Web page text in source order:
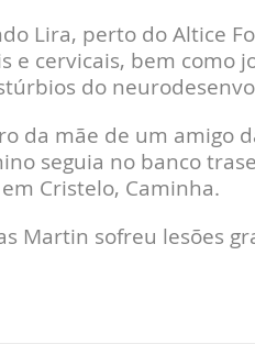
Lira, perto do Altice
e cervicais, bem como
do
da mãe de um amigo
seguia no banco
Cristelo, Caminha.
Martin sofreu lesões